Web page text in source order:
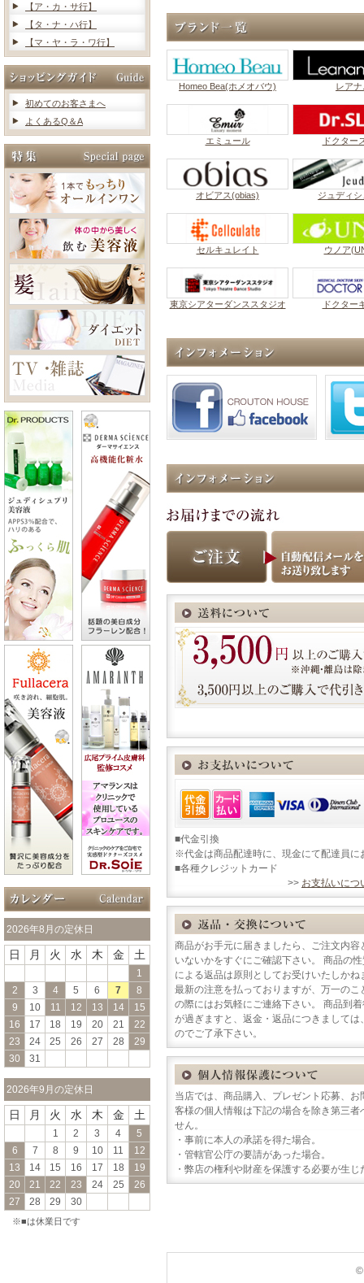
【ア・カ・サ行】
【タ・ナ・ハ行】
【マ・ヤ・ラ・ワ行】
初めてのお客さまへ
よくあるQ＆A
2026年8月の定休日
日 月 火 水 木 金 土
1
2
3 4 5 6 7
8
9
10 11 12 13 14
15
16
17 18 19 20 21
22
23
24 25 26 27 28
29
30
31
2026年9月の定休日
日 月 火 水 木 金 土
1 2 3 4
5
6
7 8 9 10 11
12
13
14 15 16 17 18
19
20
21 22 23 24 25
26
27
28 29 30
※■は休業日です
Homeo Bea(ホメオバウ) レアナ
エミュール ドクター
オビアス(obias) ジュディ
セルキュレイト ウノア
東京シアターダンススタジオ ドクター
■代金引換
※代金は商品配達時に、現金にて配達員に
■各種クレジットカード
>> お支払いにつ
商品がお手元に届きましたら、ご注文内
いないかをすぐにご確認下さい。 商品の
による返品は原則としてお受けいたしか
最新の注意を払っておりますが、万一の
の際にはお気軽にご連絡下さい。 商品到
が過ぎますと、返金・返品につきまして
のでご了承下さい。
当店では、商品購入、プレゼント応募、
客様の個人情報は下記の場合を除き第三
せん。
・事前に本人の承諾を得た場合。
・管轄官公庁の要請があった場合。
・弊店の権利や財産を保護する必要が生じ
©